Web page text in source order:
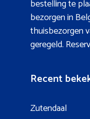
bestelling te
bezorgen in
thuisbezorgen
geregeld.
Recent
Zutendaal